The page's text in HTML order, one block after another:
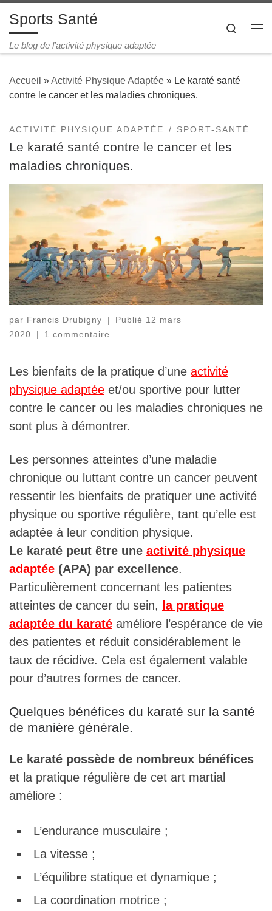
Passer au contenu
Sports Santé
Le blog de l'activité physique adaptée
Search
Accueil »Activité Physique Adaptée » Le karaté santé
contre le cancer et les maladies chroniques.
ACTIVITÉ PHYSIQUE ADAPTÉE SPORT-SANTÉ
Le karaté santé contre le cancer et les
maladies chroniques.
par Francis Drubigny Publié 12 mars
2020
1 commentaire
Les bienfaits de la pratique d’une activité
physique adaptée et/ou sportive pour lutter
contre le cancer ou les maladies chroniques ne
sont plus à démontrer.
Les personnes atteintes d’une maladie
chronique ou luttant contre un cancer peuvent
ressentir les bienfaits de pratiquer une activité
physique ou sportive régulière, tant qu’elle est
adaptée à leur condition physique.
Le karaté peut être une activité physique
adaptée (APA) par excellence.
Particulièrement concernant les patientes
atteintes de cancer du sein,
la pratique
adaptée du karaté améliore l’espérance de vie
des patientes et réduit considérablement le
taux de récidive. Cela est également valable
pour d’autres formes de cancer.
Quelques bénéfices du karaté sur la santé
de manière générale.
Le karaté possède de nombreux bénéfices
et la pratique régulière de cet art martial
améliore :
L’endurance musculaire ;
La vitesse ;
L’équilibre statique et dynamique ;
La coordination motrice ;